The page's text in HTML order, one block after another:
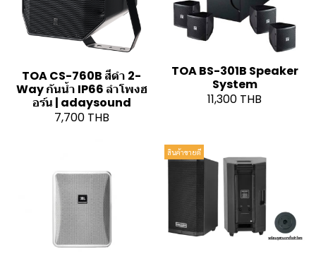
TOA CS-760B สีดำ 2-
Way กันน้ำ IP66 ลำโพงฮ
อร์น | adaysound
7,700 THB
TOA BS-301B Speaker
System
11,300 THB
สินค้าขายดี